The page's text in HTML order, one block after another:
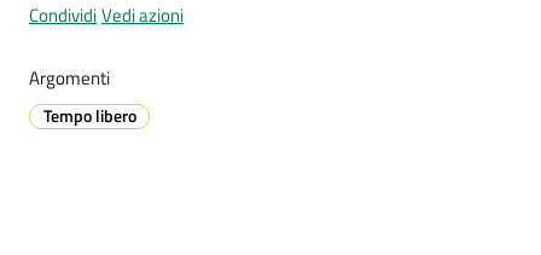
Prenotazione
A
CondividiVedi azioni
Argomenti
Tempo libero